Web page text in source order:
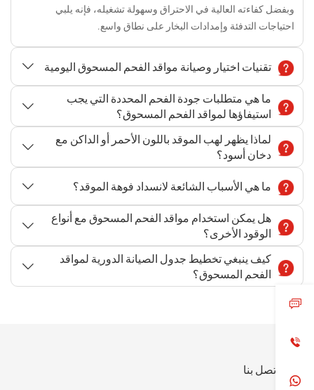
وبفضل كفاءته العالية في الاحتراق وسهولة تشغيله، فإنه يلبي
احتياجات التدفئة وإمدادات البخار على نطاق واسع.
تقنيات اختيار وصيانة مواقد الفحم المسحوق اليومية
ما هي متطلبات جودة الفحم المحددة التي يجب
استيفاؤها لمواقد الفحم المسحوق؟
لماذا يظهر لهب الموقد باللون الأحمر أو الداكن مع
دخان أسود؟
ما هي الأسباب الشائعة لانسداد فوهة الموقد؟
هل يمكن استخدام مواقد الفحم المسحوق مع أنواع
الوقود الأخرى؟
كيف ينبغي تخطيط جدول الصيانة الدورية لمواقد
الفحم المسحوق؟
اتصل بنا